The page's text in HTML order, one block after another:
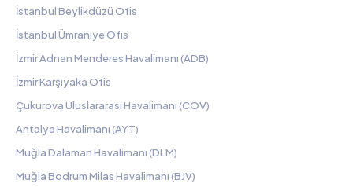
İstanbul Beylikdüzü Ofis
İstanbul Ümraniye Ofis
İzmir Adnan Menderes Havalimanı (ADB)
İzmir Karşıyaka Ofis
Çukurova Uluslararası Havalimanı (COV)
Antalya Havalimanı (AYT)
Muğla Dalaman Havalimanı (DLM)
Muğla Bodrum Milas Havalimanı (BJV)